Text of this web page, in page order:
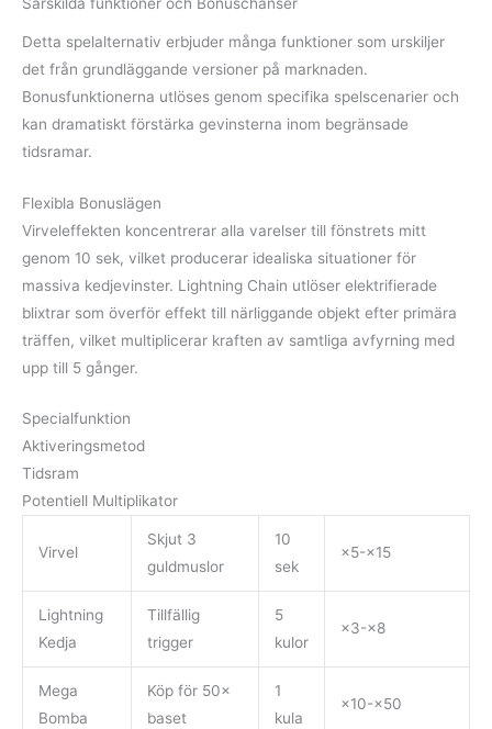
Detta spelalternativ erbjuder många funktioner som urskiljer
det från grundläggande versioner på marknaden.
Bonusfunktionerna utlöses genom specifika spelscenarier och
kan dramatiskt förstärka gevinsterna inom begränsade
tidsramar.
Flexibla Bonuslägen
Virveleffekten koncentrerar alla varelser till fönstrets mitt
genom 10 sek, vilket producerar idealiska situationer för
massiva kedjevinster. Lightning Chain utlöser elektrifierade
blixtrar som överför effekt till närliggande objekt efter primära
träffen, vilket multiplicerar kraften av samtliga avfyrning med
upp till 5 gånger.
Specialfunktion
Aktiveringsmetod
Tidsram
Potentiell Multiplikator
Virvel
Skjut 3
guldmuslor
10
sek
×5-×15
Lightning
Kedja
Tillfällig
trigger
5
kulor
×3-×8
Mega
Bomba
Köp för 50×
baset
1
kula
×10-×50